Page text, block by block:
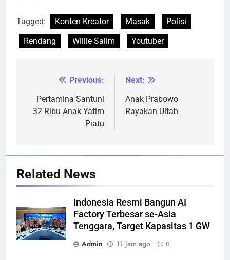
Tagged: Konten Kreator Masak
Polisi
Rendang
Willie Salim Youtuber
Navigasi
pos
Previous:
Pertamina Santuni
32 Ribu Anak Yatim
Piatu
Next:
Anak Prabowo
Rayakan Ultah
Related News
Indonesia Resmi Bangun AI
Factory Terbesar se-Asia
Tenggara, Target Kapasitas 1 GW
Admin
11 jam ago 0